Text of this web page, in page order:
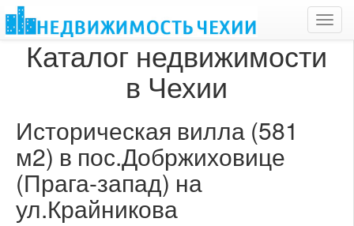
Каталог недвижимости
в Чехии
Историческая вилла (581
м2) в пос.Добржиховице
(Прага-запад) на
ул.Крайникова